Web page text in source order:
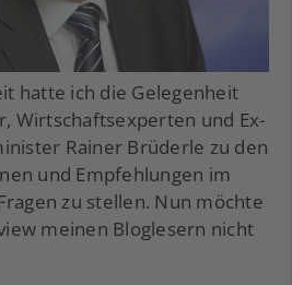
hatte ich die Gelegenheit
Wirtschaftsexperten und Ex-
Rainer Brüderle zu den
und Empfehlungen im
zu stellen. Nun möchte
meinen Bloglesern nicht